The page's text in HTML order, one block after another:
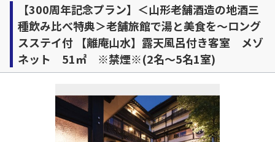
【300周年記念プラン】＜山形老舗酒造の地酒三
種飲み比べ特典＞老舗旅館で湯と美食を～ロング
スステイ付 【離庵山水】露天風呂付き客室 メゾ
ネット 51㎡ ※禁煙※(2名～5名1室)